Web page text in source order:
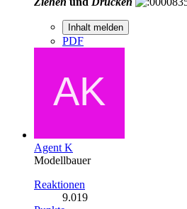
Inhalt melden
PDF
Agent K
Modellbauer
Reaktionen
9.019